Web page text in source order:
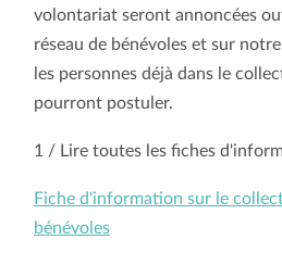
volontariat seront annoncées
réseau de bénévoles et sur
les personnes déjà dans le
pourront postuler.
1 / Lire toutes les fiches
Fiche d'information sur le
bénévoles